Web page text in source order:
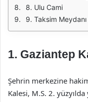
8. Ulu Cami
9. Taksim
1. Gaziantep
Şehrin merkezine
Kalesi, M.S. 2.